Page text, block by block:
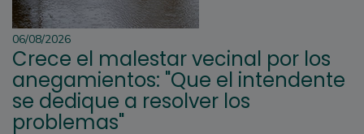
06/08/2026
Crece el malestar vecinal por los
anegamientos: "Que el intendente
se dedique a resolver los
problemas"